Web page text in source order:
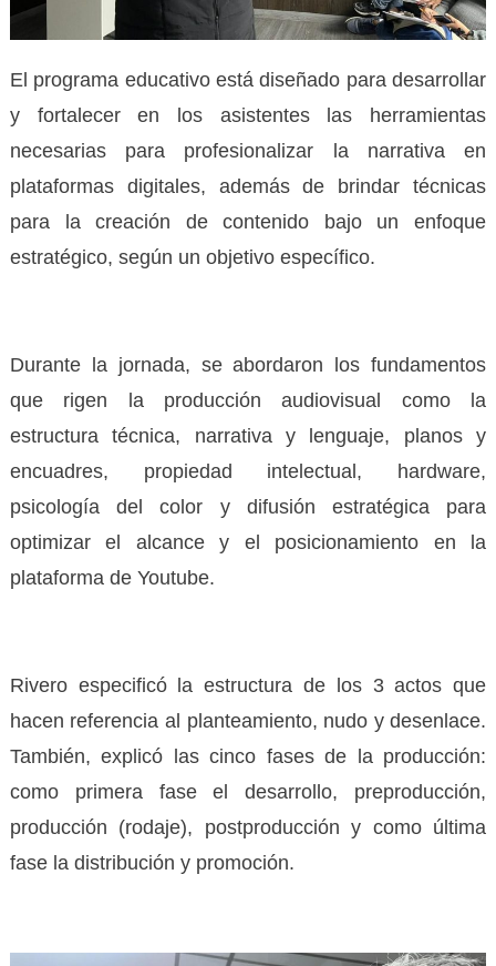
El programa educativo está diseñado para desarrollar
y fortalecer en los asistentes las herramientas
necesarias para profesionalizar la narrativa en
plataformas digitales, además de brindar técnicas
para la creación de contenido bajo un enfoque
estratégico, según un objetivo específico.
Durante la jornada, se abordaron los fundamentos
que rigen la producción audiovisual como la
estructura técnica, narrativa y lenguaje, planos y
encuadres, propiedad intelectual, hardware,
psicología del color y difusión estratégica para
optimizar el alcance y el posicionamiento en la
plataforma de Youtube.
Rivero especificó la estructura de los 3 actos que
hacen referencia al planteamiento, nudo y desenlace.
También, explicó las cinco fases de la producción:
como primera fase el desarrollo, preproducción,
producción (rodaje), postproducción y como última
fase la distribución y promoción.